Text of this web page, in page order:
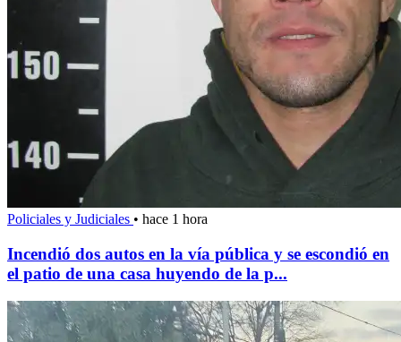
Policiales y Judiciales • hace 1 hora
Incendió dos autos en la vía pública y se escondió en
el patio de una casa huyendo de la p...